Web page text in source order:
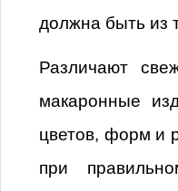
должна быть из
Различают
макаронные
цветов, форм и
при